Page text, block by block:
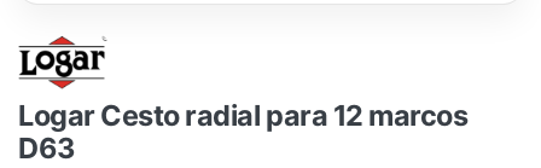
Logar Cesto radial para 12 marcos
D63